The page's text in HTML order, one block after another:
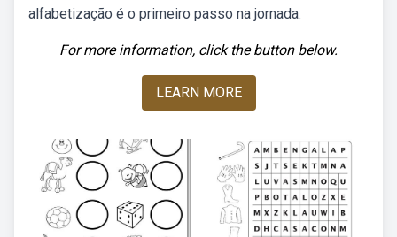
alfabetização é o primeiro passo na jornada.
For more information, click the button below.
LEARN MORE